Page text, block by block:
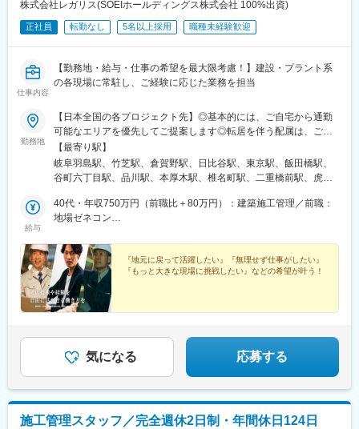
株式会社レガリス(SOEIホールディングス株式会社 100%出資)
正社員 転勤なし 5名以上採用 職種未経験歓迎
仕事内容
【勤務地・給与・仕事の希望を最大限考慮！】建設・プラント系
の各現場に常駐し、ご経験に応じた業務を担当
勤務地
【日本全国の各プロジェクト先】◎基本的には、ご自宅から通勤
可能なエリアを優先してご提案します◎転居を伴う配属は、ご本
人の同意がない限り原則行いません◎『関東エリア限定』『東海
エリア限定』といったエリア指定もご相談ください◎長期出張・
遠方案件の場合は、社宅や帰省旅費支給などのサポートあり（会
く続けられる働き方』を一緒に考えていきます※U・Iターン希望も
相談可■国内：全国各地の提案が可能■海外 ：インド／韓国／タイ
アルジェリア／サウジアラビア／台湾／中国／東南アジア各国／
など※勤務地は一例です。※拠点により自動車通勤OK※受動喫煙対
策実施
【最寄り駅】
岐阜羽島駅、竹芝駅、倉賀野駅、日比谷駅、東京駅、飯田橋駅、
谷町六丁目駅、品川駅、本厚木駅、椎名町駅、二重橋前駅、虎ノ
駅、錦糸町駅、川口駅、品川シーサイド駅、都筑駅、浜の宮駅、
荒井駅、黒井駅(新潟県)、多賀城駅、平石中央小学校前駅、小俣駅
蔵門駅、淀川駅、紀伊姫駅、羽田空港第３ターミナル駅(京急)、目
黒駅、六日町駅、西大路駅、小山駅、泉崎駅、渋谷駅、加須駅、
内宿駅、中浦和駅、郡山富田駅、太田駅(群馬県)、西新宿駅、表参
道駅、金町駅(東京都)、牛込柳町駅、京王よみうりランド駅、武蔵
境駅、羽田空港第２ターミナル駅(東京モノレール・ＡＮＡ利用)、
宇都宮駅、久喜駅、八乙女駅、八潮駅、下総橘駅、池袋駅、淀屋
橋駅、名城公園駅、六原駅、丸の内駅(愛知県)、城北駅、善行駅、
蕨駅、茂吉記念館前駅、阿佐ケ谷駅、弥生駅、肥後橋駅、北朝霞
駅、中野駅(東京都)、熊本駅、柏駅、県庁前駅(千葉県)、小見川
駅、リゾートゲートウェイ・ステーション駅、船橋競馬場駅、み
駅、五条駅(京都市営)、野田駅(大阪環状線)、東高須駅、大濠公園
給与
40代・年収750万円（前職比＋80万円）：建築施工管理／前職：
地場ゼネコン
職：設備会社
『地元に戻って活躍したい』『無理せず仕事がしたい』
『もっと大きな現場に挑戦したい』などの希望が叶う！
気になる 応募する
施工管理スタッフ／完全週休2日制・年間休日124日